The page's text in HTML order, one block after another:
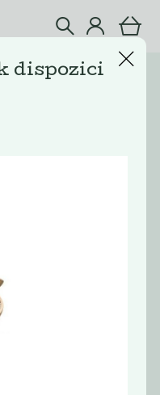
dispozici